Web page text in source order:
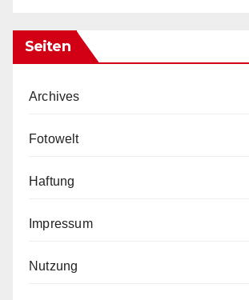
Seiten
Archives
Fotowelt
Haftung
Impressum
Nutzung